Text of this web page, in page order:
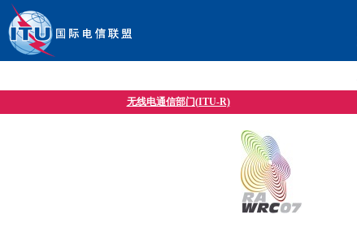
无线电通信部门(ITU-R)